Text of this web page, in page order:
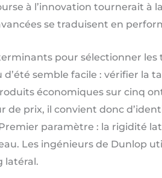
à l’innovation tournerait à
se traduisent en
pour sélectionner les
d’été semble facile : vérifier la
économiques sur cinq
de prix, il convient donc
paramètre : la rigidité
Les ingénieurs de Dunlop
latéral.